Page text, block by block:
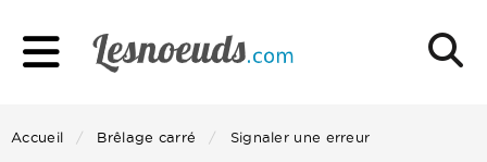
Accueil Brêlage carré Signaler une erreur